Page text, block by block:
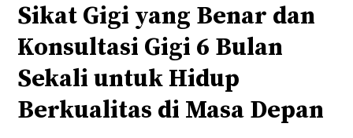
Sikat Gigi yang Benar dan
Konsultasi Gigi 6 Bulan
Sekali untuk Hidup
Berkualitas di Masa Depan